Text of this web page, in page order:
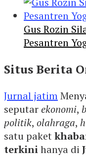
Gus Rozin
Pesantren
Situs Berita
Jurnal jatim
seputarekonomi,
politik, olahraga,
satu paket
terkinihanya di